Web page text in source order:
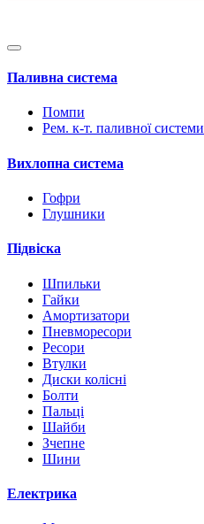
Паливна система
Помпи
Рем. к-т. паливної системи
Вихлопна система
Гофри
Глушники
Підвіска
Шпильки
Гайки
Амортизатори
Пневморесори
Ресори
Втулки
Диски колісні
Болти
Пальці
Шайби
Зчепне
Шини
Електрика